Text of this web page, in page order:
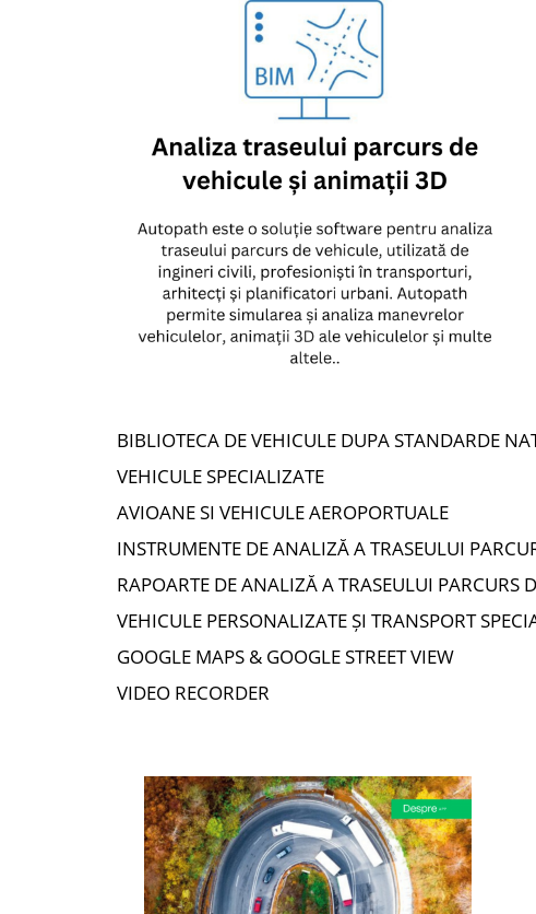
BIBLIOTECA DE VEHICULE DUPA STANDARDE
VEHICULE SPECIALIZATE
AVIOANE SI VEHICULE AEROPORTUALE
INSTRUMENTE DE ANALIZĂ A TRASEULUI
RAPOARTE DE ANALIZĂ A TRASEULUI PARCURS
VEHICULE PERSONALIZATE ȘI TRANSPORT
GOOGLE MAPS & GOOGLE STREET VIEW
VIDEO RECORDER